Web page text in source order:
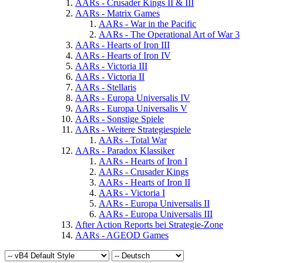
AARs - Crusader Kings II & III
AARs - Matrix Games
AARs - War in the Pacific
AARs - The Operational Art of War 3
AARs - Hearts of Iron III
AARs - Hearts of Iron IV
AARs - Victoria III
AARs - Victoria II
AARs - Stellaris
AARs - Europa Universalis IV
AARs - Europa Universalis V
AARs - Sonstige Spiele
AARs - Weitere Strategiespiele
AARs - Total War
AARs - Paradox Klassiker
AARs - Hearts of Iron I
AARs - Crusader Kings
AARs - Hearts of Iron II
AARs - Victoria I
AARs - Europa Universalis II
AARs - Europa Universalis III
After Action Reports bei Strategie-Zone
AARs - AGEOD Games